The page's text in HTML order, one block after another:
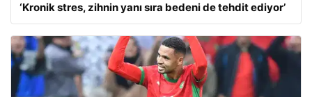
‘Kronik stres, zihnin yanı sıra bedeni de tehdit ediyor’